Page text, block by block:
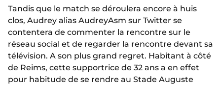
Tandis que le match se déroulera encore à huis
clos, Audrey alias AudreyAsm sur Twitter se
contentera de commenter la rencontre sur le
réseau social et de regarder la rencontre devant sa
télévision. A son plus grand regret. Habitant à côté
de Reims, cette supportrice de 32 ans a en effet
pour habitude de se rendre au Stade Auguste